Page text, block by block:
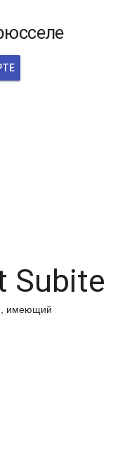
Subite
имеющий